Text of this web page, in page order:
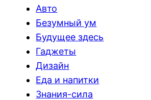
Авто
Безумный ум
Будущее здесь
Гаджеты
Дизайн
Еда и напитки
Знания-сила